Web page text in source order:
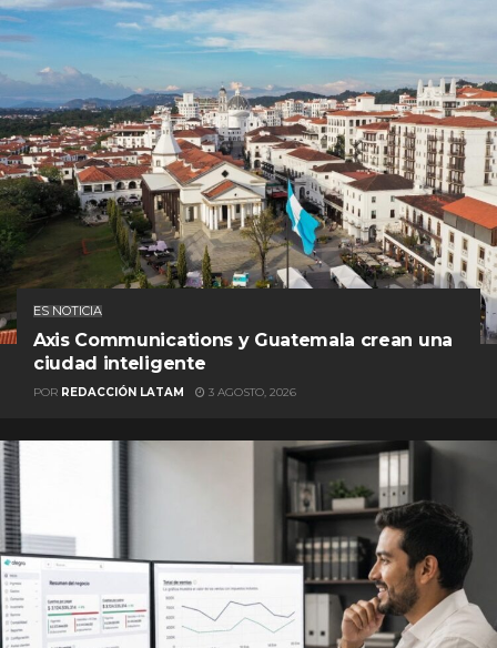
ES NOTICIA
Axis Communications y Guatemala crean una
ciudad inteligente
POR REDACCIÓN LATAM 3 AGOSTO, 2026